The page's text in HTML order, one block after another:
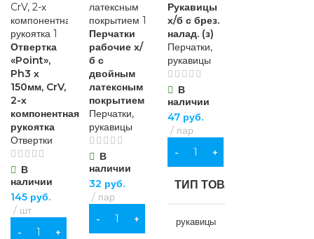
Отвертка
«Point»,
Ph3 х
150мм, CrV,
2-х
компонентная
рукоятка
Отвертки
В
наличии
145 руб.
шт
В КОРЗИНУ
Перчатки
рабочие х/
б с
двойным
латексным
покрытием
Перчатки,
рукавицы
В
наличии
32 руб.
пар
В КОРЗИНУ
Рукавицы
х/б с брез.
налад. (з)
Перчатки,
рукавицы
В
наличии
47 руб.
пар
В КОРЗИНУ
ТИП ТОВАРА
рукавицы